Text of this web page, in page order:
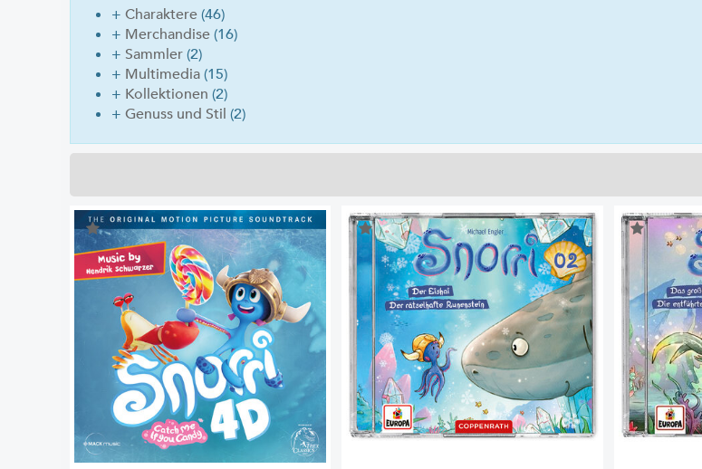
+ Charaktere(46)
+ Merchandise(16)
+ Sammler(2)
+ Multimedia(15)
+ Kollektionen (2)
+ Genuss und Stil (2)